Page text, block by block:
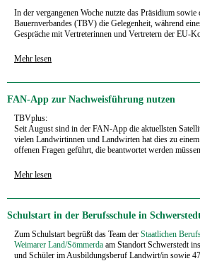
In der vergangenen Woche nutzte das Präsidium
Bauernverbandes (TBV) die Gelegenheit, während
Gespräche mit Vertreterinnen und Vertretern der EU-
Mehr lesen
FAN-App zur Nachweisführung nutzen
TBVplus:
Seit August sind in der FAN-App die aktuellsten
vielen Landwirtinnen und Landwirten hat dies zu
offenen Fragen geführt, die beantwortet werden
Mehr lesen
Schulstart in der Berufsschule in
Zum Schulstart begrüßt das Team der Staatlichen
Weimarer Land/Sömmerda am Standort Schwerstedt
und Schüler im Ausbildungsberuf Landwirt/in sowie